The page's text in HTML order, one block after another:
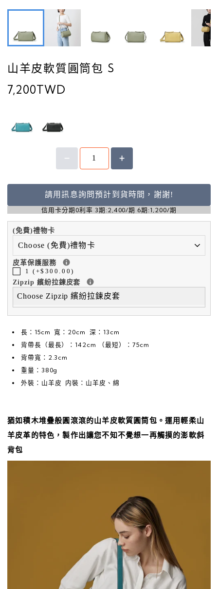
山羊皮軟質圓筒包 S
7,200TWD
請用訊息詢問預計到貨時間，謝謝!
信用卡分期0利率 3期:2,400/期 6期:1,200/期
(免費)禮物卡
皮革保護服務
1 (+$300.00)
Zipzip 繽紛拉鍊皮套
Choose Zipzip 繽紛拉鍊皮套
長：15cm 寬：20cm 深：13cm
背帶長（最長）：142cm （最短）：75cm
背帶寬：2.3cm
重量：380g
外裝：山羊皮 内裝：山羊皮、綿
猶如積木堆疊般圓滾滾的山羊皮軟質圓筒包。運用輕柔山
羊皮革的特色，製作出讓您不知不覺想一再觸摸的澎軟斜
背包